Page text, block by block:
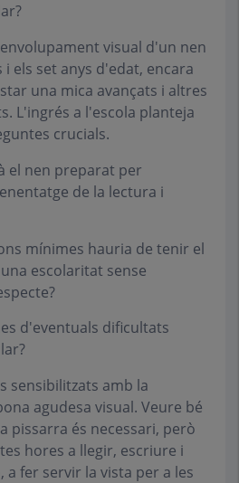
visual d'un nen
els set anys d'edat, encara
una mica avançats i altres
L'ingrés a l'escola planteja
crucials.
el nen preparat per
de la lectura i
mínimes hauria de tenir el
escolaritat sense
d'eventuals dificultats
sensibilitzats amb la
agudesa visual. Veure bé
pissarra és necessari, però
hores a llegir, escriure i
a fer servir la vista per a les